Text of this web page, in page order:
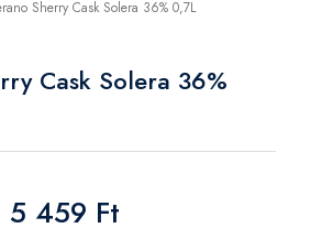
Cask Solera 36%
5 459 Ft